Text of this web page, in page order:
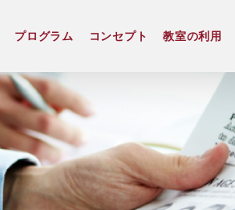
プログラム コンセプト 教室の利用